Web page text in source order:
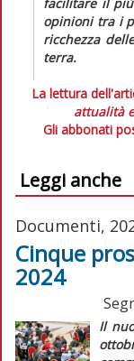
opinioni tra i
ricchezza
terra.
La lettura
attualità
Gli abbonati
Leggi anche
Documenti,
Cinque
2024
Il